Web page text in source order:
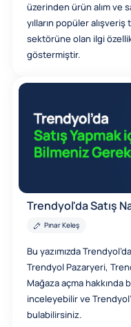
üzerinden ürün alım ve
yılların popüler
sektörüne olan ilgi
göstermiştir.
Trendyol'da Satış
Pınar Keleş
Bu yazımızda
Trendyol Pazaryeri,
Mağaza açma hakkında
inceleyebilir ve
bulabilirsiniz.